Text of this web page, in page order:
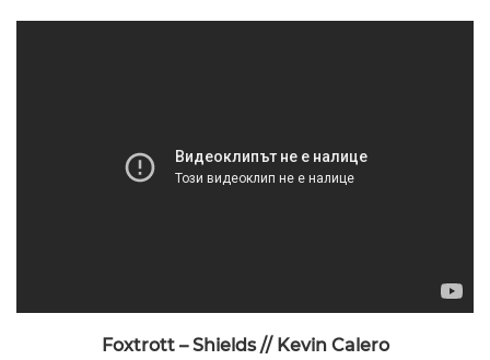
Foxtrott – Shields // Kevin Calero